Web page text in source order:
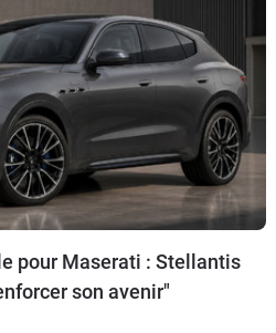
pour Maserati : Stellantis
son avenir"